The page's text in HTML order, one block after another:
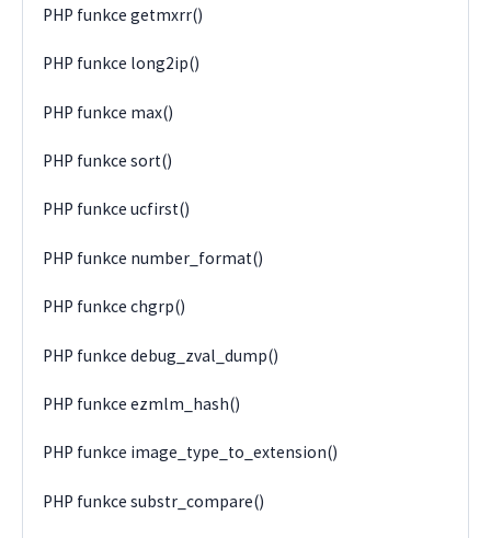
PHP funkce getmxrr()
PHP funkce long2ip()
PHP funkce max()
PHP funkce sort()
PHP funkce ucfirst()
PHP funkce number_format()
PHP funkce chgrp()
PHP funkce debug_zval_dump()
PHP funkce ezmlm_hash()
PHP funkce image_type_to_extension()
PHP funkce substr_compare()